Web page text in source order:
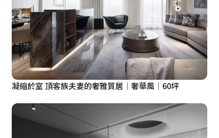
凝縮於室 頂客族夫妻的奢雅質居│奢華風│60坪